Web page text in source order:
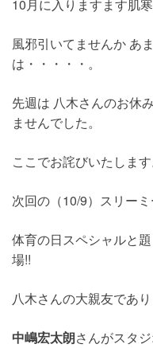
10月に入りますます肌
風邪引いてませんか あ
は・・・・・。
先週は 八木さんのお休
ませんでした。
ここでお詫びいたします
次回の（10/9）スリー
体育の日スペシャルと
場!!
八木さんの大親友であ
中嶋宏太朗さんがスタ